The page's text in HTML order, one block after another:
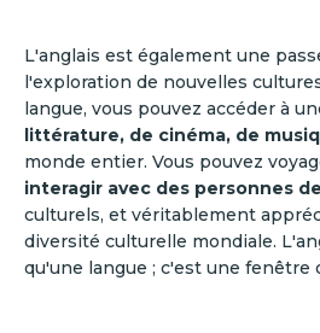
L'anglais est également une
l'exploration de nouvelles
langue, vous pouvez accéder à
littérature, de cinéma, de
monde entier. Vous pouvez
interagir avec des personnes
culturels, et véritablement
diversité culturelle mondiale.
qu'une langue ; c'est une fenêtre